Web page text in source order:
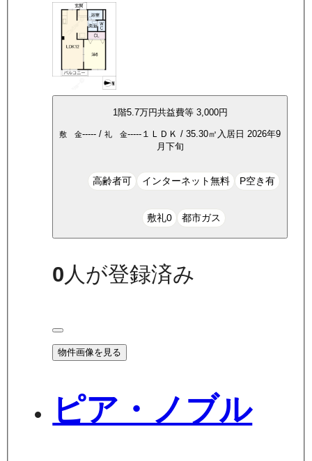
1階5.7万円共益費等 3,000円
敷 金----- / 礼 金----- １ＬＤＫ / 35.30㎡ 入居日 2026年9
月下旬
高齢者可 インターネット無料 P空き有
敷礼0 都市ガス
0人が登録済み
物件画像を見る
ピア・ノブル